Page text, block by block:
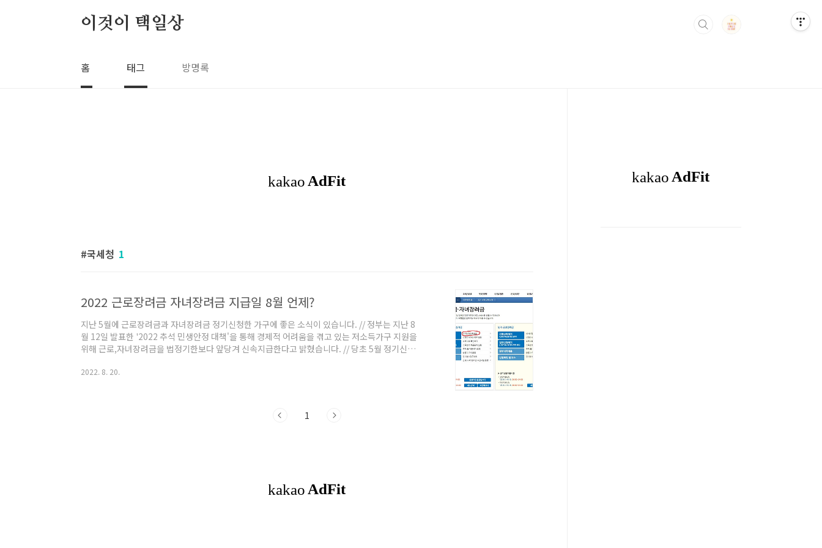
이것이 택일상
홈 태그 방명록
국세청 1
2022 근로장려금 자녀장려금 지급일 8월 언제?
지난 5월에 근로장려금과 자녀장려금 정기신청한 가구에 좋은 소식이 있습니다. // 정부는 지난 8
월 12일 발표한 '2022 추석 민생안정 대책'을 통해 경제적 어려움을 겪고 있는 저소득가구 지원을
위해 근로,자녀장려금을 법정기한보다 앞당겨 신속지급한다고 밝혔습니다. // 당초 5월 정기신청
을 위해 이달인 8월 26일부터 신속지급합니다. 홈택스나 손택스 혹은 ARS(1544-9944)를 통해
2022. 8. 20.
1